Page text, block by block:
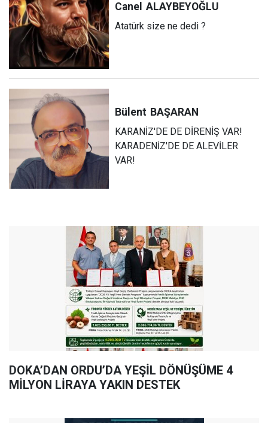
Canel ALAYBEYOĞLU
Atatürk size ne dedi ?
Bülent BAŞARAN
KARANİZ'DE DE DİRENİŞ VAR!
KARADENİZ'DE DE ALEVİLER
VAR!
DOKA’DAN ORDU’DA YEŞİL DÖNÜŞÜME 4
MİLYON LİRAYA YAKIN DESTEK